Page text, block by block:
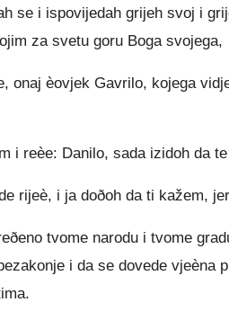
se i ispovijedah grijeh svoj i
za svetu goru Boga svojega,
onaj èovjek Gavrilo, kojega
i reèe: Danilo, sada izidoh da
rijeè, i ja doðoh da ti kažem,
tvome narodu i tvome
i da se dovede vjeèna